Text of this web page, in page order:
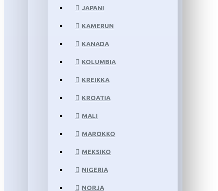
JAPANI
KAMERUN
KANADA
KOLUMBIA
KREIKKA
KROATIA
MALI
MAROKKO
MEKSIKO
NIGERIA
NORJA